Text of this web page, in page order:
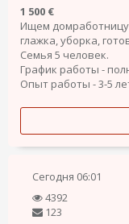
1 500 €
Ищем
глажка, уборка,
Семья 5 человек.
График работы -
Опыт работы - 3-5
Сегодня 06:01
4392
123